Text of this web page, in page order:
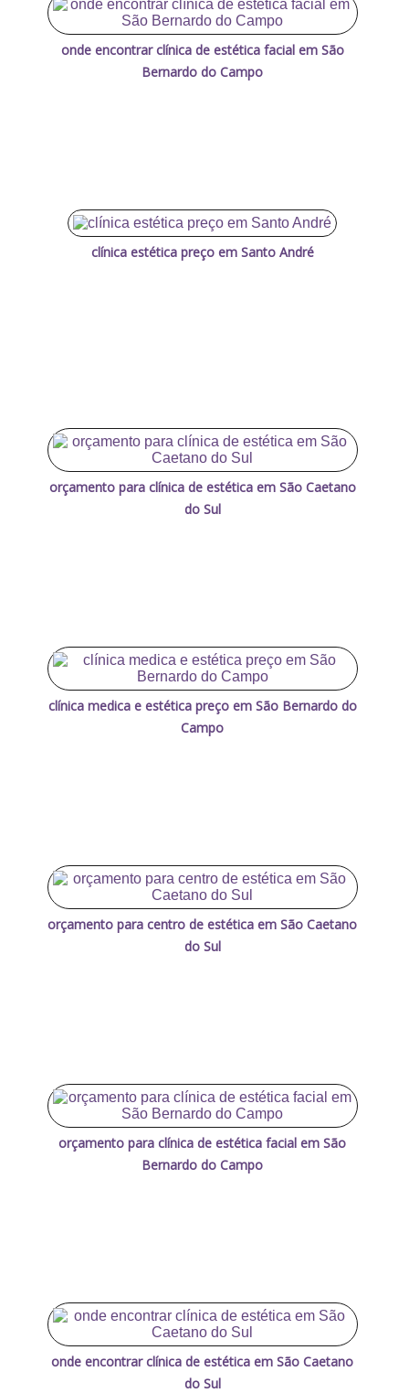
onde encontrar clínica de estética facial em São
Bernardo do Campo
clínica estética preço em Santo André
orçamento para clínica de estética em São Caetano
do Sul
clínica medica e estética preço em São Bernardo do
Campo
orçamento para centro de estética em São Caetano
do Sul
orçamento para clínica de estética facial em São
Bernardo do Campo
onde encontrar clínica de estética em São Caetano
do Sul